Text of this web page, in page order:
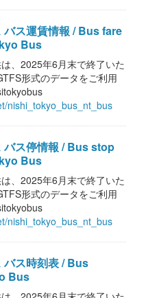
バス運賃情報 / Bus fare
Bus
、2025年6月末で終了いた
形式のデータをご利用
nishi_tokyo_bus_nt_bus
バス停情報 / Bus stop
Bus
、2025年6月末で終了いた
形式のデータをご利用
nishi_tokyo_bus_nt_bus
バス時刻表 / Bus
Bus